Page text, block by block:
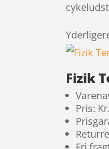
Fizik
Pris: